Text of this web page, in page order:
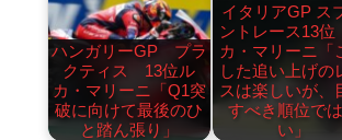
ハンガリーGP プラ
クティス 13位ル
カ・マリーニ「Q1突
破に向けて最後のひ
と踏ん張り」
イタリアGP ス
ントレース13
カ・マリーニ「
した追い上げの
スは楽しいが、
すべき順位で
い」